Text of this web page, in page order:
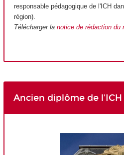
responsable pédagogique de l'ICH
région).
Télécharger la notice de rédaction du
Ancien diplôme de l'ICH